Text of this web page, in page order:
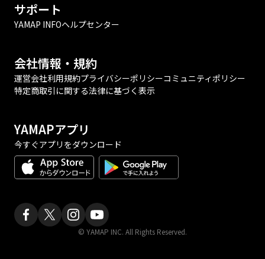
サポート
YAMAP INFOヘルプセンター
会社情報・規約
運営会社利用規約プライバシーポリシーコミュニティポリシー
特定商取引に関する法律に基づく表示
YAMAPアプリ
今すぐアプリをダウンロード
© YAMAP INC. All Rights Reserved.